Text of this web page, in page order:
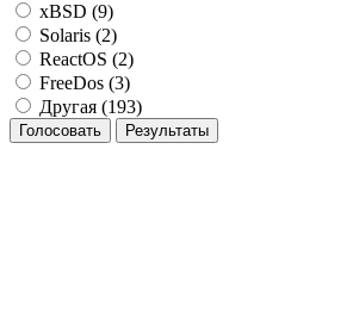
xBSD (9)
Solaris (2)
ReactOS (2)
FreeDos (3)
Другая (193)